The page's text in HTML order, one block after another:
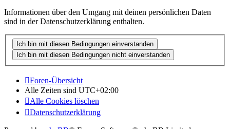
Informationen über den Umgang mit deinen persönlichen Daten
sind in der Datenschutzerklärung enthalten.
Foren-Übersicht
Alle Zeiten sind UTC+02:00
Alle Cookies löschen
Datenschutzerklärung